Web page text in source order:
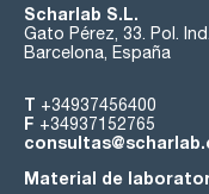
Scharlab S.L.
Gato Pérez, 33. Pol.
Barcelona, España
T +34937456400
F +34937152765
Material de